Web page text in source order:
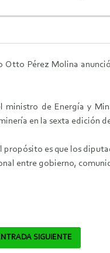
Otto Pérez Molina
ministro de Energía y
en la sexta edición
propósito es que los
entre gobierno,
SIGUIENTE